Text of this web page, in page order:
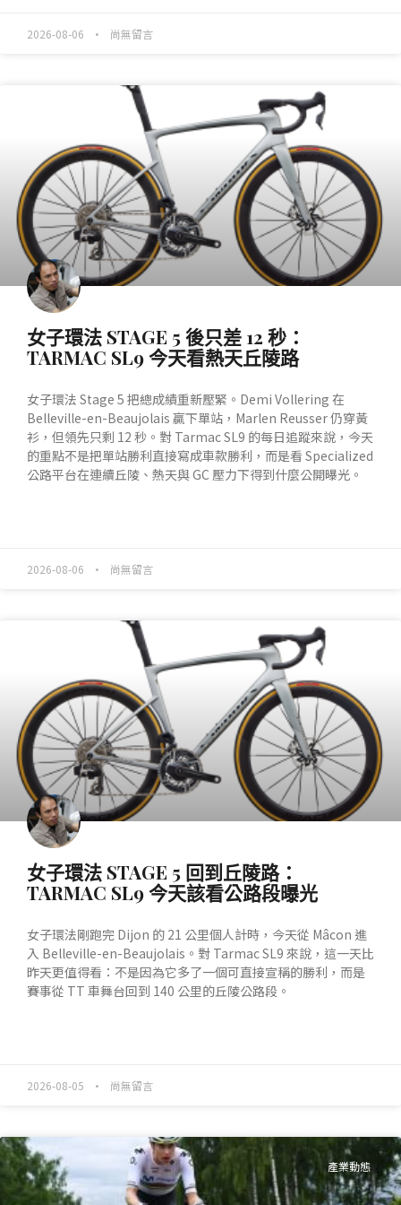
2026-08-06 尚無留言
女子環法 STAGE 5 後只差 12 秒：
TARMAC SL9 今天看熱天丘陵路
女子環法 Stage 5 把總成績重新壓緊。Demi Vollering 在
Belleville-en-Beaujolais 贏下單站，Marlen Reusser 仍穿黃
衫，但領先只剩 12 秒。對 Tarmac SL9 的每日追蹤來說，今天
的重點不是把單站勝利直接寫成車款勝利，而是看 Specialized
公路平台在連續丘陵、熱天與 GC 壓力下得到什麼公開曝光。
2026-08-06 尚無留言
女子環法 STAGE 5 回到丘陵路：
TARMAC SL9 今天該看公路段曝光
女子環法剛跑完 Dijon 的 21 公里個人計時，今天從 Mâcon 進
入 Belleville-en-Beaujolais。對 Tarmac SL9 來說，這一天比
昨天更值得看：不是因為它多了一個可直接宣稱的勝利，而是
賽事從 TT 車舞台回到 140 公里的丘陵公路段。
2026-08-05 尚無留言
產業動態